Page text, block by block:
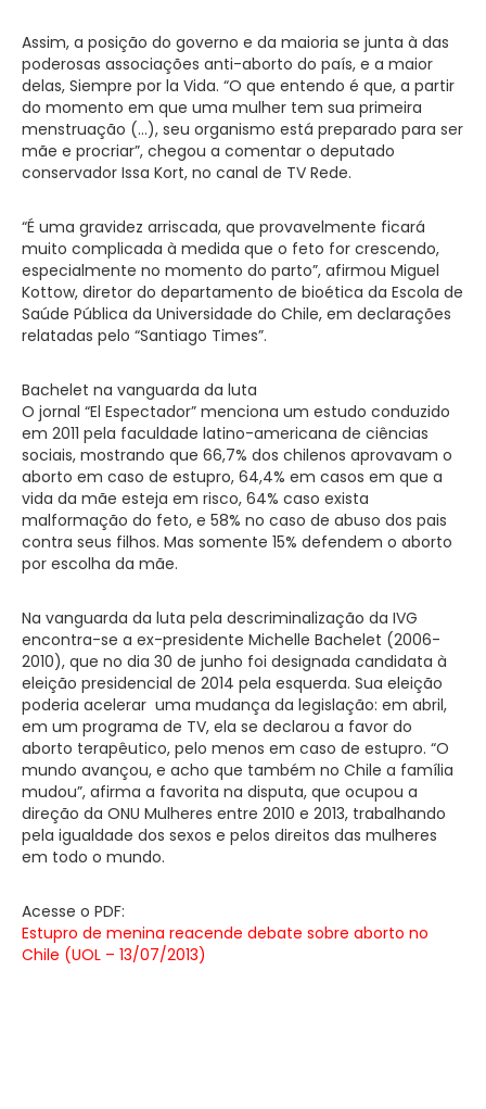
Assim, a posição do governo e da maioria se junta à das
poderosas associações anti-aborto do país, e a maior
delas, Siempre por la Vida. “O que entendo é que, a partir
do momento em que uma mulher tem sua primeira
menstruação (…), seu organismo está preparado para ser
mãe e procriar”, chegou a comentar o deputado
conservador Issa Kort, no canal de TV Rede.
“É uma gravidez arriscada, que provavelmente ficará
muito complicada à medida que o feto for crescendo,
especialmente no momento do parto”, afirmou Miguel
Kottow, diretor do departamento de bioética da Escola de
Saúde Pública da Universidade do Chile, em declarações
relatadas pelo “Santiago Times”.
Bachelet na vanguarda da luta
O jornal “El Espectador” menciona um estudo conduzido
em 2011 pela faculdade latino-americana de ciências
sociais, mostrando que 66,7% dos chilenos aprovavam o
aborto em caso de estupro, 64,4% em casos em que a
vida da mãe esteja em risco, 64% caso exista
malformação do feto, e 58% no caso de abuso dos pais
contra seus filhos. Mas somente 15% defendem o aborto
por escolha da mãe.
Na vanguarda da luta pela descriminalização da IVG
encontra-se a ex-presidente Michelle Bachelet (2006-
2010), que no dia 30 de junho foi designada candidata à
eleição presidencial de 2014 pela esquerda. Sua eleição
poderia acelerar uma mudança da legislação: em abril,
em um programa de TV, ela se declarou a favor do
aborto terapêutico, pelo menos em caso de estupro. “O
mundo avançou, e acho que também no Chile a família
mudou”, afirma a favorita na disputa, que ocupou a
direção da ONU Mulheres entre 2010 e 2013, trabalhando
pela igualdade dos sexos e pelos direitos das mulheres
em todo o mundo.
Acesse o PDF:
Estupro de menina reacende debate sobre aborto no
Chile (UOL – 13/07/2013)